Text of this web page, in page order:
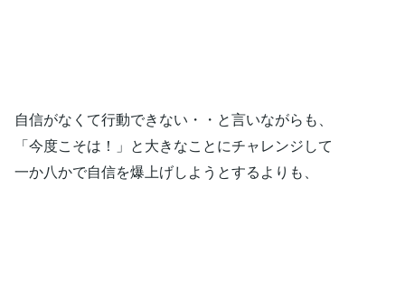
自信がなくて行動できない・・と言いながらも、
「今度こそは！」と大きなことにチャレンジして
一か八かで自信を爆上げしようとするよりも、